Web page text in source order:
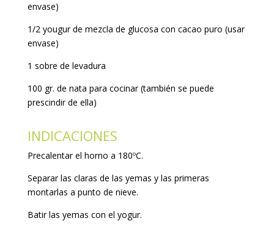
envase)
1/2 yougur de mezcla de glucosa con cacao puro (usar
envase)
1 sobre de levadura
100 gr. de nata para cocinar (también se puede
prescindir de ella)
INDICACIONES
Precalentar el horno a 180ºC.
Separar las claras de las yemas y las primeras
montarlas a punto de nieve.
Batir las yemas con el yogur.